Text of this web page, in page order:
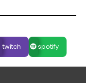
twitch spotify